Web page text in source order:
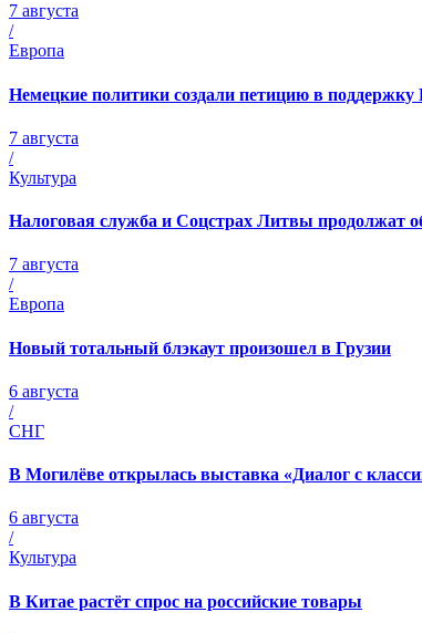
7 августа
/
Европа
Немецкие политики создали петицию в поддержку
7 августа
/
Культура
Налоговая служба и Соцстрах Литвы продолжат
7 августа
/
Европа
Новый тотальный блэкаут произошел в Грузии
6 августа
/
СНГ
В Могилёве открылась выставка «Диалог с
6 августа
/
Культура
В Китае растёт спрос на российские товары